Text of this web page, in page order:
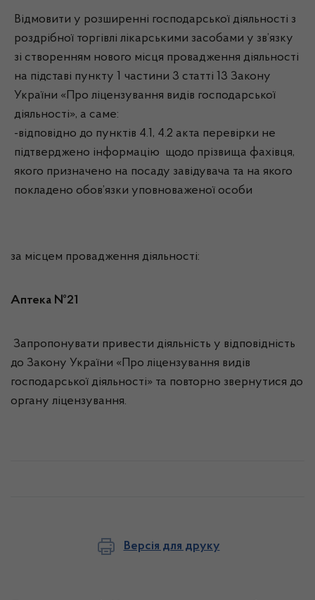
Відмовити у розширенні господарської діяльності з
роздрібної торгівлі лікарськими засобами у зв’язку
зі створенням нового місця провадження діяльності
на підставі пункту 1 частини 3 статті 13 Закону
України «Про ліцензування видів господарської
діяльності», а саме:
-відповідно до пунктів 4.1, 4.2 акта перевірки не
підтверджено інформацію щодо прізвища фахівця,
якого призначено на посаду завідувача та на якого
покладено обов’язки уповноваженої особи
за місцем провадження діяльності:
Аптека №21
Запропонувати привести діяльність у відповідність
до Закону України «Про ліцензування видів
господарської діяльності» та повторно звернутися до
органу ліцензування.
Версія для друку